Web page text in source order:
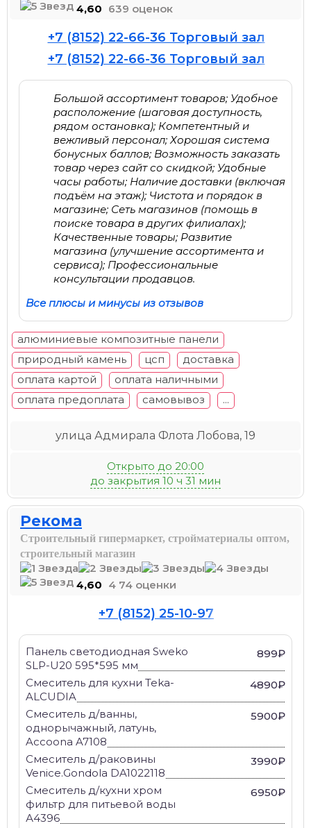
4,60 639 оценок
+7 (8152) 22-66-36 Торговый зал
+7 (8152) 22-66-36 Торговый зал
Большой ассортимент товаров; Удобное
расположение (шаговая доступность,
рядом остановка); Компетентный и
вежливый персонал; Хорошая система
бонусных баллов; Возможность заказать
товар через сайт со скидкой; Удобные
часы работы; Наличие доставки (включая
подъём на этаж); Чистота и порядок в
магазине; Сеть магазинов (помощь в
поиске товара в других филиалах);
Качественные товары; Развитие
магазина (улучшение ассортимента и
сервиса); Профессиональные
консультации продавцов.
Все плюсы и минусы из отзывов
алюминиевые композитные панели
природный камень
цсп
доставка
оплата картой
оплата наличными
оплата предоплата
самовывоз ...
улица Адмирала Флота Лобова, 19
Открыто до 20:00
до закрытия 10 ч 31 мин
Рекома
Строительный гипермаркет, стройматериалы оптом,
строительный магазин
4,60 4 74 оценки
+7 (8152) 25-10-97
Панель светодиодная Sweko
SLP-U20 595*595 мм
899₽
Смеситель для кухни Teka-
ALCUDIA
4890₽
Смеситель д/ванны,
однорычажный, латунь,
Accoona A7108
5900₽
Смеситель д/раковины
Venice.Gondola DA1022118
3990₽
Смеситель д/кухни хром
фильтр для питьевой воды
А4396
6950₽